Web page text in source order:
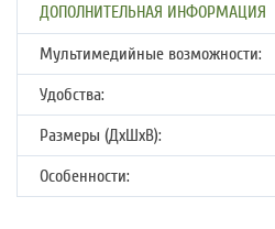
ДОПОЛНИТЕЛЬНАЯ ИНФОРМАЦИЯ
Мультимедийные возможности:
Удобства:
Размеры (ДхШхВ):
Особенности: